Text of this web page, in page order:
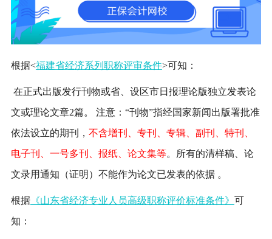
根据<福建省经济系列职称评审条件>可知：
在正式出版发行刊物或省、设区市日报理论版独立发表论
文或理论文章2篇。 注意： “刊物”指经国家新闻出版署批准
依法设立的期刊， 不含增刊、专刊、专辑、副刊、特刊、
电子刊、一号多刊、报纸、论文集等。所有的清样稿、论
文录用通知（证明）不能作为论文已发表的依据 。
根据《山东省经济专业人员高级职称评价标准条件》 可
知：